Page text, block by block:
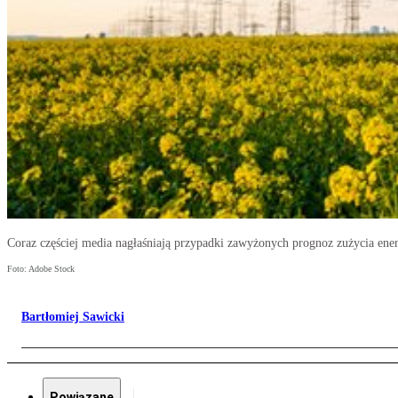
Coraz częściej media nagłaśniają przypadki zawyżonych prognoz zużycia
Foto: Adobe Stock
Bartłomiej Sawicki